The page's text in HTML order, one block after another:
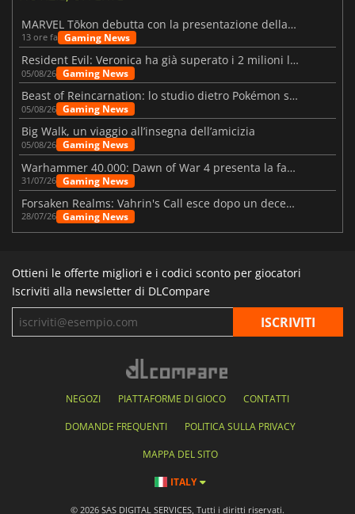
MARVEL Tōkon debutta con la presentazione della roadmap per il primo anno
13 ore fa Gaming News
Resident Evil: Veronica ha già superato i 2 milioni liste dei desideri
05/08/26 Gaming News
Beast of Reincarnation: lo studio dietro Pokémon su una nuova strada
05/08/26 Gaming News
Big Walk, un viaggio all’insegna dell’amicizia
05/08/26 Gaming News
Warhammer 40.000: Dawn of War 4 presenta la fazione dei Necron
31/07/26 Gaming News
Forsaken Realms: Vahrin's Call esce dopo un decennio di sviluppo
28/07/26 Gaming News
Ottieni le offerte migliori e i codici sconto per giocatori
Iscriviti alla newsletter di DLCompare
NEGOZI PIATTAFORME DI GIOCO CONTATTI
DOMANDE FREQUENTI POLITICA SULLA PRIVACY
MAPPA DEL SITO
ITALY
© 2026 SAS DIGITAL SERVICES, Tutti i diritti riservati.